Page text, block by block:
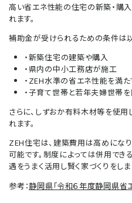
高い省エネ性能の住宅の新築・購
れます。
補助金が受けられるための条件は
・新築住宅の建築や購入
・県内の中小工務店が施工
・ZEH水準の省エネ性能を満た
・子育て世帯と若年夫婦世帯
さらに、しずおか有料木材等を使
れます。
ZEH住宅は、建築費用は高めにな
可能です。制度によっては併用で
遇をうまく活用し賢く家づくりをしま
参考：静岡県「令和６年度静岡県省